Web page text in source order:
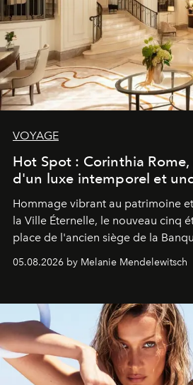
VOYAGE
Hot Spot : Corinthia
d'un luxe intemporel et
Hommage vibrant au patrimoine
la Ville Éternelle, le nouveau cinq
place de l'ancien siège de la
de vivre Romain dans toute son
05.08.2026 by Melanie Mendelewitsch